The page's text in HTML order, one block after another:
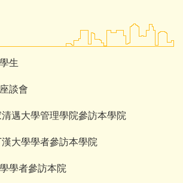
生
談會
邁大學管理學院參訪本學院
大學學者參訪本學院
學者參訪本院